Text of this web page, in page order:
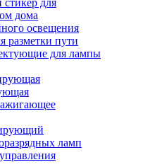
для
дома
освещения
разметки пути
для лампы
ламп